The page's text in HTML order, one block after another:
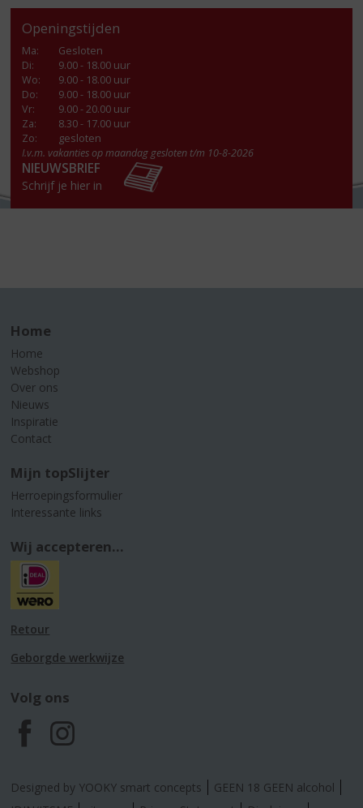
Openingstijden
Ma:
Gesloten
Di:
9.00 - 18.00 uur
Wo:
9.00 - 18.00 uur
Do:
9.00 - 18.00 uur
Vr:
9.00 - 20.00 uur
Za:
8.30 - 17.00 uur
Zo:
gesloten
I.v.m. vakanties op maandag gesloten t/m 10-8-2026
NIEUWSBRIEF
Schrijf je hier in
Home
Home
Webshop
Over ons
Nieuws
Inspiratie
Contact
Mijn topSlijter
Herroepingsformulier
Interessante links
Wij accepteren...
Retour
Geborgde werkwijze
Volg ons
F
a
I
n
Designed by YOOKY smart concepts
GEEN 18 GEEN alcohol